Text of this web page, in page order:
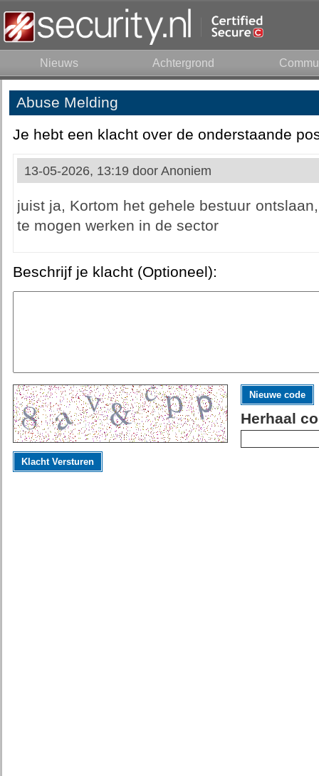
Nieuws Achtergrond
Abuse Melding
Je hebt een klacht over de onderstaande
13-05-2026, 13:19 door Anoniem
juist ja, Kortom het gehele bestuur
te mogen werken in de sector
Beschrijf je klacht (Optioneel):
Nieuwe code
Herhaal
Klacht Versturen